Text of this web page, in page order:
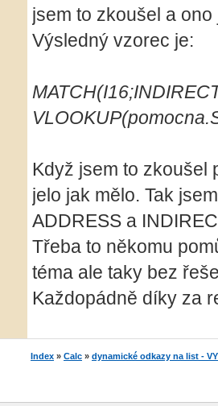
jsem to zkoušel a ono
Výsledný vzorec je:
Když jsem to zkoušel
jelo jak mělo. Tak
ADDRESS a
Třeba to někomu
téma ale taky bez
Každopádně díky za
Index » Calc » dynamické odkazy na list -